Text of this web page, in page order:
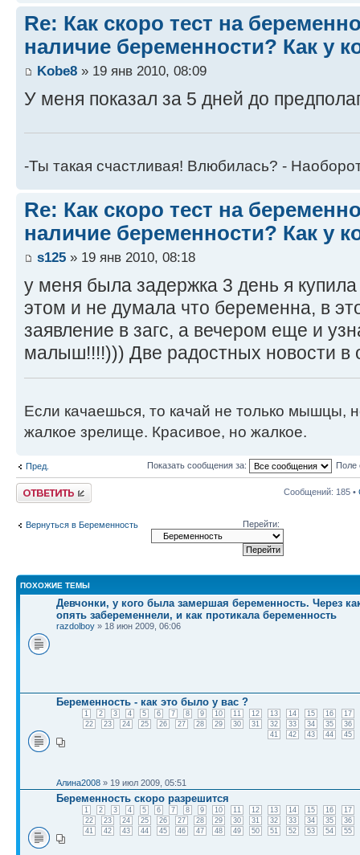
Re: Как скоро тест на
наличие беременности? Как у
Kobe8 » 19 янв 2010, 08:09
У меня показал за 5 дней до
-Ты такая счастливая! Влюбилась? -
Re: Как скоро тест на
наличие беременности? Как у
s125 » 19 янв 2010, 08:18
у меня была задержка 3 день я
этом и не думала что беременна, в
заявление в загс, а вечером еще и
малыш!!!!))) Две радостных новости в
Если качаешься, то качай не только мышцы,
жалкое зрелище. Красивое, но жалкое.
Пред. Показать сообщения за: Поле
Ответить Сообщений: 185 •
Вернуться в Беременность Перейти:
ПОХОЖИЕ ТЕМЫ
Девчонки, у кого была замершая беременность. Через
опять забеременнели, и как протикала беременность
razdolboy » 18 июн 2009, 06:06
Беременность - как это было у вас ?
1 2 3 4 5 6 7 8 9 10 11 12 13 14 15 16
17
22
23 24 25 26 27 28 29 30 31 32 33 34 35
36
41
42 43 44 45
Алина2008 » 19 июл 2009, 05:51
Беременность скоро разрешится
1 2 3 4 5 6 7 8 9 10 11 12 13 14 15 16
17
22
23 24 25 26 27 28 29 30 31 32 33 34 35
36
41
42 43 44 45 46 47 48 49 50 51 52 53 54 55